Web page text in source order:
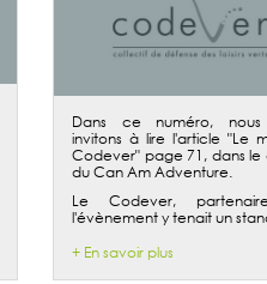
Dans ce numéro, nous
invitons à lire l'article "Le
Codever" page 71, dans
du Can Am Adventure.
Le Codever,
l'évènement y tenait un
+ En savoir plus